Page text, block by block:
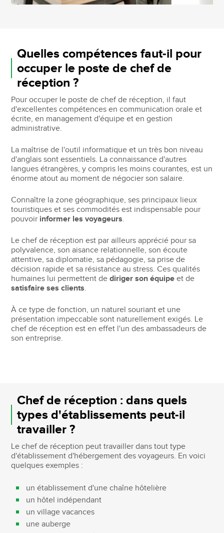
Quelles compétences faut-il pour
occuper le poste de chef de
réception ?
Pour occuper le poste de chef de réception, il faut
d'excellentes compétences en communication orale et
écrite, en management d'équipe et en gestion
administrative.
La maîtrise de l'outil informatique et un très bon niveau
d'anglais sont essentiels. La connaissance d'autres
langues étrangères, y compris les moins courantes, est un
énorme atout au moment de négocier son salaire.
Connaître la zone géographique, ses principaux lieux
touristiques et ses commodités est indispensable pour
pouvoir informer les voyageurs.
Le chef de réception est par ailleurs apprécié pour sa
polyvalence, son aisance relationnelle, son écoute
attentive, sa diplomatie, sa pédagogie, sa prise de
décision rapide et sa résistance au stress. Ces qualités
humaines lui permettent dediriger son équipe et de
satisfaire ses clients.
À ce type de fonction, un naturel souriant et une
présentation impeccable sont naturellement exigés. Le
chef de réception est en effet l'un des ambassadeurs de
son entreprise.
Chef de réception : dans quels
types d'établissements peut-il
travailler ?
Le chef de réception peut travailler dans tout type
d'établissement d'hébergement des voyageurs. En voici
quelques exemples :
un établissement d'une chaîne hôtelière
un hôtel indépendant
un village vacances
une auberge